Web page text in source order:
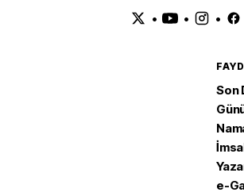
• • •
Son
e-